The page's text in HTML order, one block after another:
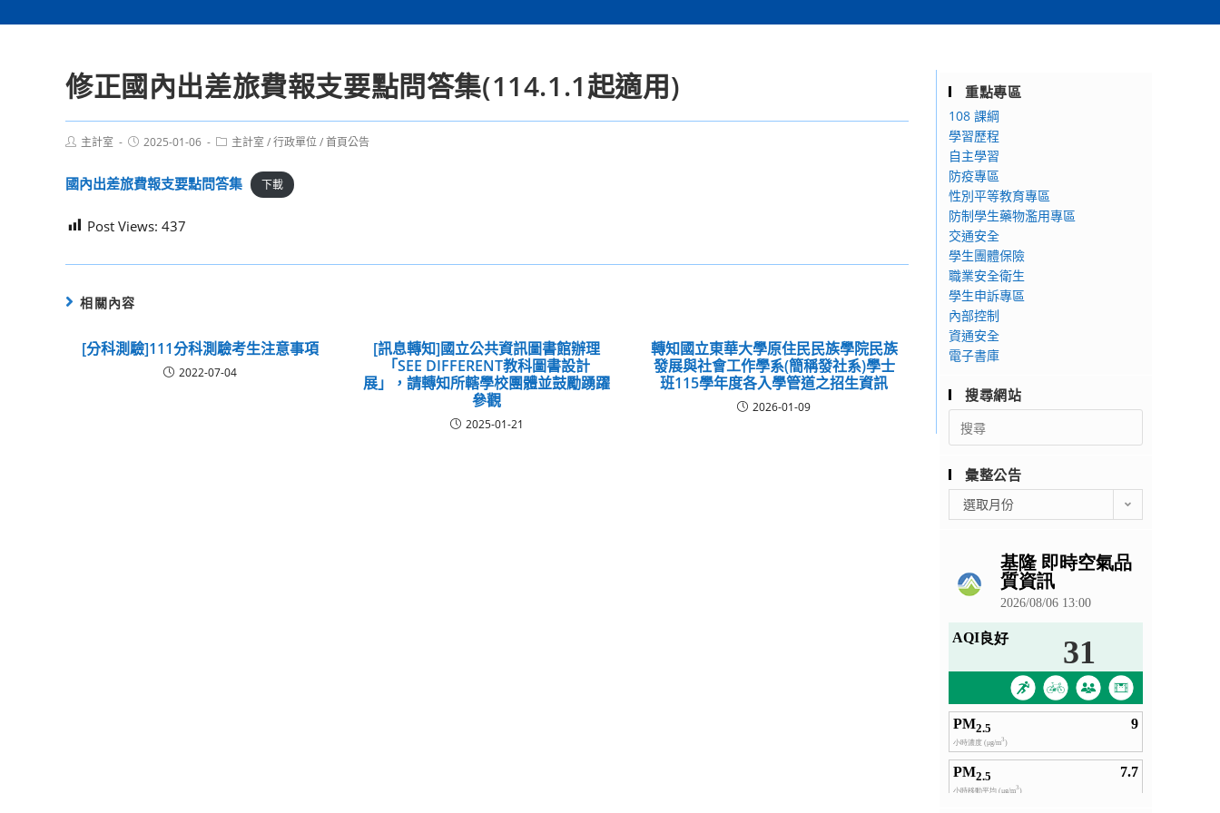
修正國內出差旅費報支要點問答集(114.1.1起適用)
Post主計室
Post2025-01-06
Post主計室 /行政單位/首頁公告
國內出差旅費報支要點問答集 下載
Post Views: 437
相關內容
[分科測驗]111分科測驗考生注意事項
2022-07-04
[訊息轉知]國立公共資訊圖書館辦理
「SEE DIFFERENT教科圖書設計
展」，請轉知所轄學校團體並鼓勵踴躍
參觀
2025-01-21
轉知國立東華大學原住民民族學院民族
發展與社會工作學系(簡稱發社系)學士
班115學年度各入學管道之招生資訊
2026-01-09
重點專區
108 課綱
學習歷程
自主學習
防疫專區
性別平等教育專區
防制學生藥物濫用專區
交通安全
學生團體保險
職業安全衛生
學生申訴專區
內部控制
資通安全
電子書庫
搜尋網站
Search
for:
彙整公告
整
選取月份